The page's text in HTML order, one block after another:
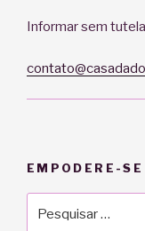
Informar sem
EMPODERE-